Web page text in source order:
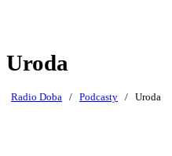
Uroda
Radio Doba / Podcasty / Uroda